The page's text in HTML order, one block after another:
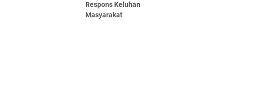
Respons Keluhan
Masyarakat